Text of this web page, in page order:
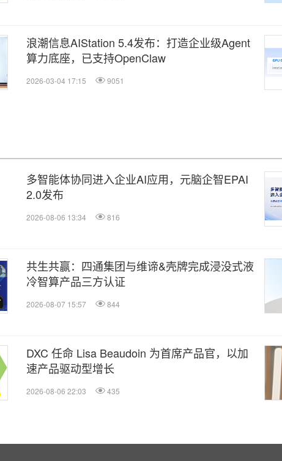
浪潮信息AIStation 5.4发布：打造企业级Agent
算力底座，已支持OpenClaw
2026-03-04 17:15 9051
多智能体协同进入企业AI应用，元脑企智EPAI
2.0发布
2026-08-06 13:34 816
共生共赢：四通集团与维谛&壳牌完成浸没式液
冷智算产品三方认证
2026-08-07 15:57 844
DXC 任命 Lisa Beaudoin 为首席产品官，以加
速产品驱动型增长
2026-08-06 22:03 435